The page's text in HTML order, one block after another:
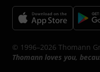
© 1996–2026 Thomann
Thomann loves you,